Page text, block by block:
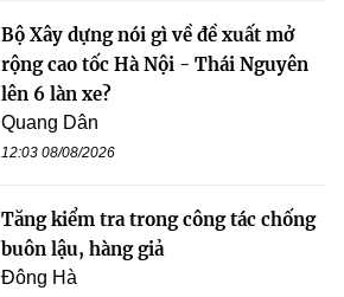
Bộ Xây dựng nói gì về đề xuất mở
rộng cao tốc Hà Nội - Thái Nguyên
lên 6 làn xe?
Quang Dân
12:03 08/08/2026
Tăng kiểm tra trong công tác chống
buôn lậu, hàng giả
Đông Hà